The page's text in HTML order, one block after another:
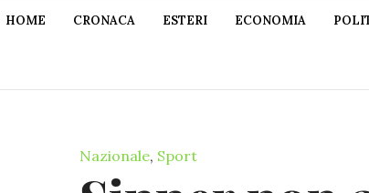
HOME CRONACA ESTERI ECONOMIA
Nazionale, Sport